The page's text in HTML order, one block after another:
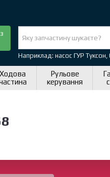
Наприклад: насос ГУР
Ходова
Рульове
керування